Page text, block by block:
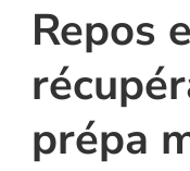
Repos
prépa